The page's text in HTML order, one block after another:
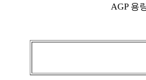
AGP 용